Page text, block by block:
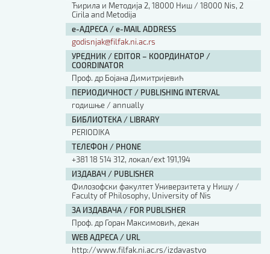
Ћирила и Методија 2, 18000 Ниш / 18000 Nis, 2
Cirila and Metodija
е-АДРЕСА / e-MAIL ADDRESS
godisnjak@filfak.ni.ac.rs
УРЕДНИК / EDITOR – КООРДИНАТОР /
COORDINATOR
Проф. др Бојана Димитријевић
ПЕРИОДИЧНОСТ / PUBLISHING INTERVAL
годишње / annually
БИБЛИОТЕКА / LIBRARY
PERIODIKA
ТЕЛЕФОН / PHONE
+381 18 514 312, локал/ext 191,194
ИЗДАВАЧ / PUBLISHER
Филозофски факултет Универзитета у Нишу /
Faculty of Philosophy, University of Nis
ЗА ИЗДАВАЧА / FOR PUBLISHER
Проф. др Горан Максимовић, декан
WEB АДРЕСА / URL
http://www.filfak.ni.ac.rs/izdavastvo